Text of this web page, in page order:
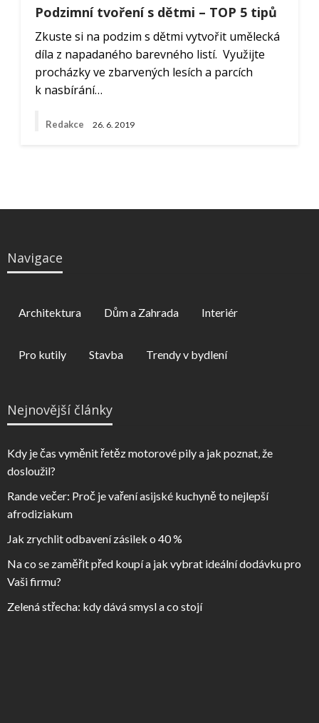
Podzimní tvoření s dětmi – TOP 5 tipů
Zkuste si na podzim s dětmi vytvořit umělecká
díla z napadaného barevného listí. Využijte
procházky ve zbarvených lesích a parcích
k nasbírání…
Redakce 26. 6. 2019
Navigace
Architektura Dům a Zahrada Interiér
Pro kutily Stavba Trendy v bydlení
Nejnovější články
Kdy je čas vyměnit řetěz motorové pily a jak poznat, že
dosloužil?
Rande večer: Proč je vaření asijské kuchyně to nejlepší
afrodiziakum
Jak zrychlit odbavení zásilek o 40 %
Na co se zaměřit před koupí a jak vybrat ideální dodávku pro
Vaši firmu?
Zelená střecha: kdy dává smysl a co stojí